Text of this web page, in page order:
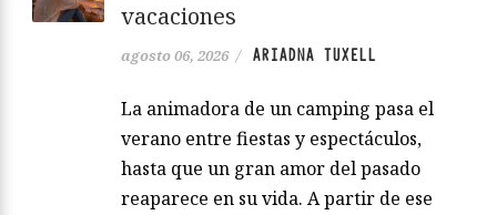
vacaciones
agosto 06, 2026 / ARIADNA TUXELL
La animadora de un camping pasa el
verano entre fiestas y espectáculos,
hasta que un gran amor del pasado
reaparece en su vida. A partir de ese